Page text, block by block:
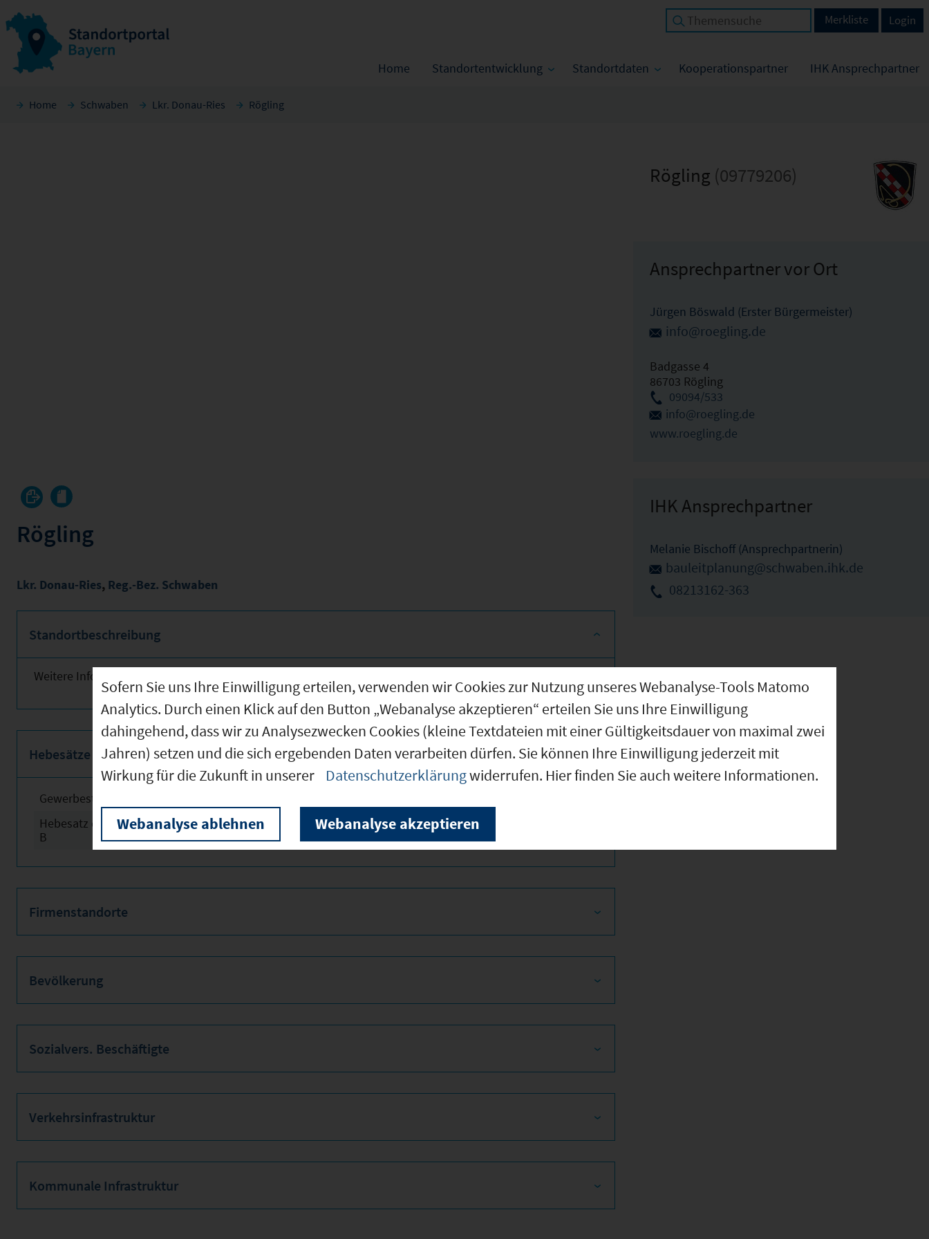
Home Standortentwicklung Standortdaten Kooperationspartner IHK Ansprechpartner
Login
Merkliste
Home Schwaben Lkr. Donau-Ries Rögling
Rögling
Lkr. Donau-Ries, Reg.-Bez. Schwaben
Standortbeschreibung
Weitere Informationen finden Sie obenstehend!
Hebesätze
Gewerbesteuerhebesatz
Hebesatz der Grundsteuer
B
2024 310
Firmenstandorte
Bevölkerung
Sozialvers. Beschäftigte
Verkehrsinfrastruktur
Kommunale Infrastruktur
Rögling (09779206)
Ansprechpartner vor Ort
Jürgen Böswald (Erster Bürgermeister)
info@roegling.de
Badgasse 4
86703 Rögling
09094/533
info@roegling.de
www.roegling.de
IHK Ansprechpartner
Melanie Bischoff (Ansprechpartnerin)
bauleitplanung@schwaben.ihk.de
08213162-363
Sofern Sie uns Ihre Einwilligung erteilen, verwenden wir Cookies zur Nutzung unseres Webanalyse-Tools Matomo
Analytics. Durch einen Klick auf den Button „Webanalyse akzeptieren“ erteilen Sie uns Ihre Einwilligung
dahingehend, dass wir zu Analysezwecken Cookies (kleine Textdateien mit einer Gültigkeitsdauer von maximal zwei
Jahren) setzen und die sich ergebenden Daten verarbeiten dürfen. Sie können Ihre Einwilligung jederzeit mit
Wirkung für die Zukunft in unserer
Datenschutzerklärungwiderrufen. Hier finden Sie auch weitere Informationen.
Webanalyse ablehnen Webanalyse akzeptieren